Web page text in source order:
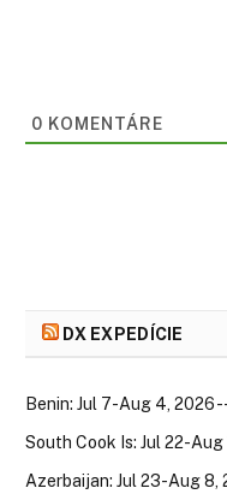
0 KOMENTÁRE
DX EXPEDÍCIE
Benin: Jul 7-Aug 4, 2026
South Cook Is: Jul 22-Aug
Azerbaijan: Jul 23-Aug 8,